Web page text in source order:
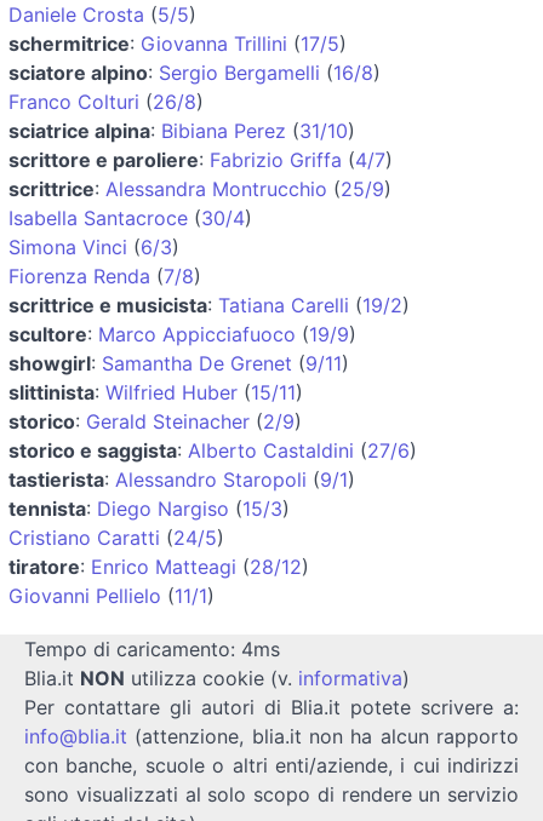
Daniele Crosta (5/5)
schermitrice: Giovanna Trillini (17/5)
sciatore alpino: Sergio Bergamelli (16/8)
Franco Colturi (26/8)
sciatrice alpina: Bibiana Perez (31/10)
scrittore e paroliere: Fabrizio Griffa (4/7)
scrittrice: Alessandra Montrucchio (25/9)
Isabella Santacroce (30/4)
Simona Vinci (6/3)
Fiorenza Renda (7/8)
scrittrice e musicista: Tatiana Carelli (19/2)
scultore: Marco Appicciafuoco (19/9)
showgirl: Samantha De Grenet (9/11)
slittinista: Wilfried Huber (15/11)
storico: Gerald Steinacher (2/9)
storico e saggista: Alberto Castaldini (27/6)
tastierista: Alessandro Staropoli (9/1)
tennista: Diego Nargiso (15/3)
Cristiano Caratti (24/5)
tiratore: Enrico Matteagi (28/12)
Giovanni Pellielo (11/1)
Tempo di caricamento: 4ms
Blia.it NON utilizza cookie (v. informativa)
Per contattare gli autori di Blia.it potete scrivere a:
info@blia.it (attenzione, blia.it non ha alcun rapporto
con banche, scuole o altri enti/aziende, i cui indirizzi
sono visualizzati al solo scopo di rendere un servizio